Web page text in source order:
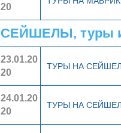
20
СЕЙШЕЛЫ, туры
23.01.20
20
ТУРЫ НА
24.01.20
20
ТУРЫ НА